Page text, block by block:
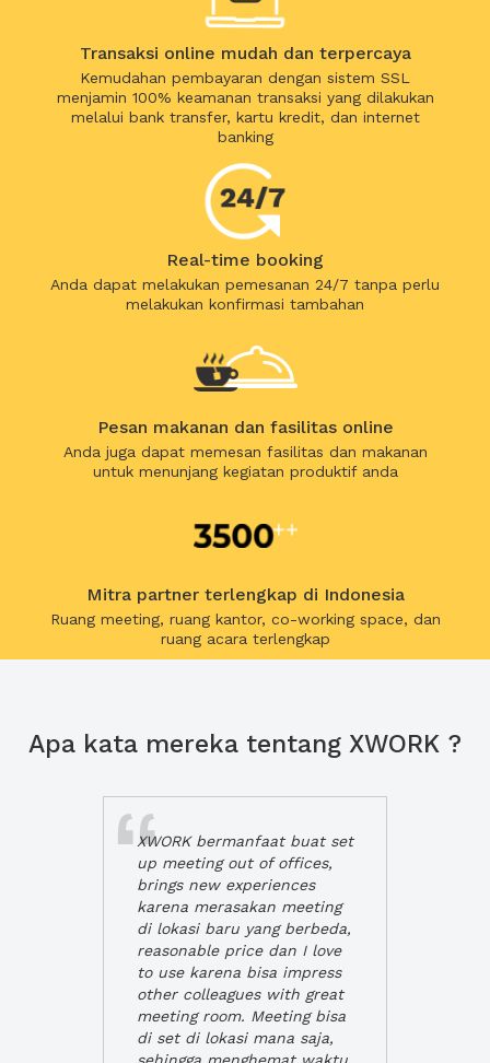
Transaksi online mudah dan terpercaya
Kemudahan pembayaran dengan sistem SSL
menjamin 100% keamanan transaksi yang dilakukan
melalui bank transfer, kartu kredit, dan internet
banking
Real-time booking
Anda dapat melakukan pemesanan 24/7 tanpa perlu
melakukan konfirmasi tambahan
Pesan makanan dan fasilitas online
Anda juga dapat memesan fasilitas dan makanan
untuk menunjang kegiatan produktif anda
Mitra partner terlengkap di Indonesia
Ruang meeting, ruang kantor, co-working space, dan
ruang acara terlengkap
Apa kata mereka tentang XWORK ?
XWORK bermanfaat buat set
up meeting out of offices,
brings new experiences
karena merasakan meeting
di lokasi baru yang berbeda,
reasonable price dan I love
to use karena bisa impress
other colleagues with great
meeting room. Meeting bisa
di set di lokasi mana saja,